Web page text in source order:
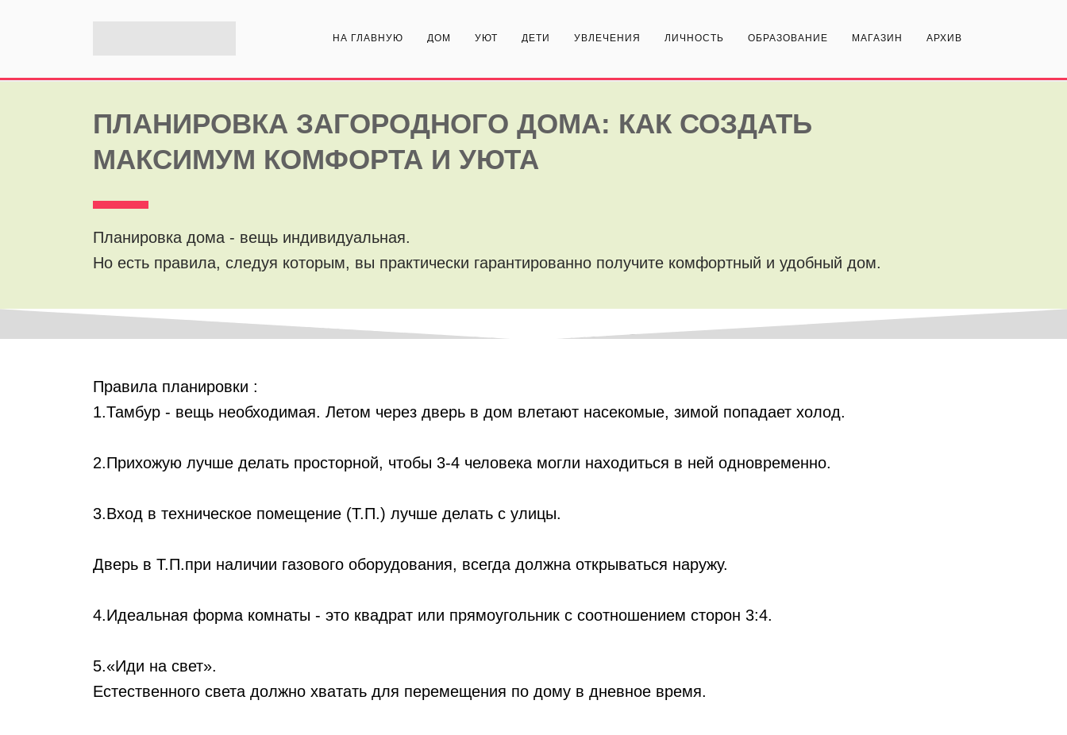
НА ГЛАВНУЮ ДОМ УЮТ ДЕТИ УВЛЕЧЕНИЯ ЛИЧНОСТЬ ОБРАЗОВАНИЕ МАГАЗИН АРХИВ
ПЛАНИРОВКА ЗАГОРОДНОГО ДОМА: КАК СОЗДАТЬ
МАКСИМУМ КОМФОРТА И УЮТА
Планировка дома - вещь индивидуальная.
Но есть правила, следуя которым, вы практически гарантированно получите комфортный и удобный дом.
Правила планировки :
1.Тамбур - вещь необходимая. Летом через дверь в дом влетают насекомые, зимой попадает холод.
2.Прихожую лучше делать просторной, чтобы 3-4 человека могли находиться в ней одновременно.
3.Вход в техническое помещение (Т.П.) лучше делать с улицы.
Дверь в Т.П.при наличии газового оборудования, всегда должна открываться наружу.
4.Идеальная форма комнаты - это квадрат или прямоугольник с соотношением сторон 3:4.
5.«Иди на свет».
Естественного света должно хватать для перемещения по дому в дневное время.